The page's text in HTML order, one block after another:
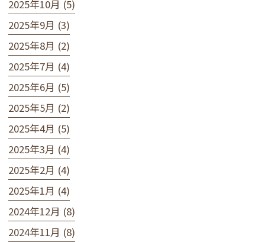
2025年10月 (5)
2025年9月 (3)
2025年8月 (2)
2025年7月 (4)
2025年6月 (5)
2025年5月 (2)
2025年4月 (5)
2025年3月 (4)
2025年2月 (4)
2025年1月 (4)
2024年12月 (8)
2024年11月 (8)